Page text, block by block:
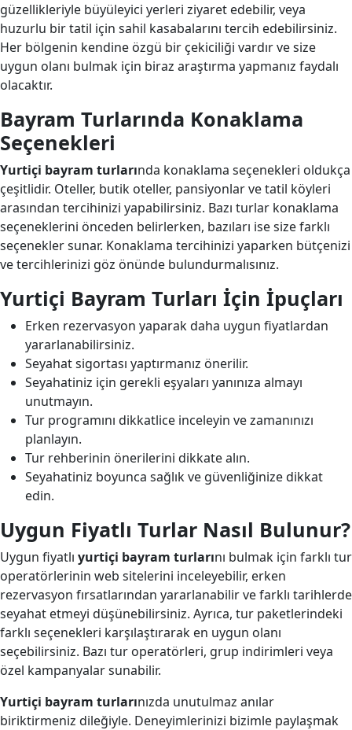
güzellikleriyle büyüleyici yerleri ziyaret edebilir, veya
huzurlu bir tatil için sahil kasabalarını tercih edebilirsiniz.
Her bölgenin kendine özgü bir çekiciliği vardır ve size
uygun olanı bulmak için biraz araştırma yapmanız faydalı
olacaktır.
Bayram Turlarında Konaklama
Seçenekleri
Yurtiçi bayram turlarında konaklama seçenekleri oldukça
çeşitlidir. Oteller, butik oteller, pansiyonlar ve tatil köyleri
arasından tercihinizi yapabilirsiniz. Bazı turlar konaklama
seçeneklerini önceden belirlerken, bazıları ise size farklı
seçenekler sunar. Konaklama tercihinizi yaparken bütçenizi
ve tercihlerinizi göz önünde bulundurmalısınız.
Yurtiçi Bayram Turları İçin İpuçları
Erken rezervasyon yaparak daha uygun fiyatlardan
yararlanabilirsiniz.
Seyahat sigortası yaptırmanız önerilir.
Seyahatiniz için gerekli eşyaları yanınıza almayı
unutmayın.
Tur programını dikkatlice inceleyin ve zamanınızı
planlayın.
Tur rehberinin önerilerini dikkate alın.
Seyahatiniz boyunca sağlık ve güvenliğinize dikkat
edin.
Uygun Fiyatlı Turlar Nasıl Bulunur?
Uygun fiyatlı yurtiçi bayram turlarını bulmak için farklı tur
operatörlerinin web sitelerini inceleyebilir, erken
rezervasyon fırsatlarından yararlanabilir ve farklı tarihlerde
seyahat etmeyi düşünebilirsiniz. Ayrıca, tur paketlerindeki
farklı seçenekleri karşılaştırarak en uygun olanı
seçebilirsiniz. Bazı tur operatörleri, grup indirimleri veya
özel kampanyalar sunabilir.
Yurtiçi bayram turlarınızda unutulmaz anılar
biriktirmeniz dileğiyle. Deneyimlerinizi bizimle paylaşmak